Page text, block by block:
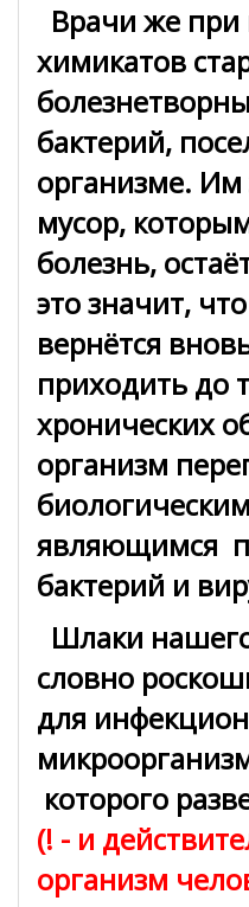
Врачи же
химикатов
бактерий,
организме. Им
мусор,
болезнь,
это значит,
вернётся
приходить до
хронических
организм
являющимся
бактерий и
Шлаки
словно
для
которого
(! - и
организм